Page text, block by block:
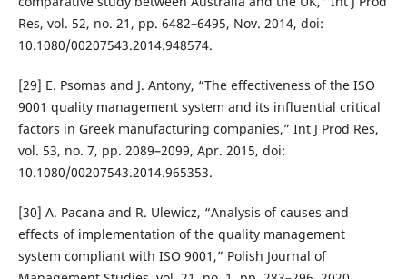
Res, vol. 52, no. 21, pp. 6482–6495, Nov. 2014, doi:
10.1080/00207543.2014.948574.
[29] E. Psomas and J. Antony, “The effectiveness of the ISO
9001 quality management system and its influential critical
factors in Greek manufacturing companies,” Int J Prod Res,
vol. 53, no. 7, pp. 2089–2099, Apr. 2015, doi:
10.1080/00207543.2014.965353.
[30] A. Pacana and R. Ulewicz, “Analysis of causes and
effects of implementation of the quality management
system compliant with ISO 9001,” Polish Journal of